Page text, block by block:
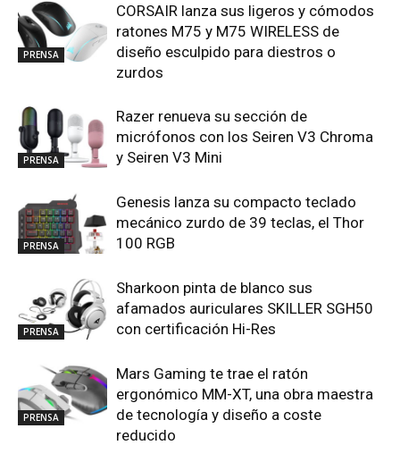
PRENSA
CORSAIR lanza sus ligeros y cómodos
ratones M75 y M75 WIRELESS de
diseño esculpido para diestros o
zurdos
PRENSA
Razer renueva su sección de
micrófonos con los Seiren V3 Chroma
y Seiren V3 Mini
PRENSA
Genesis lanza su compacto teclado
mecánico zurdo de 39 teclas, el Thor
100 RGB
PRENSA
Sharkoon pinta de blanco sus
afamados auriculares SKILLER SGH50
con certificación Hi-Res
PRENSA
Mars Gaming te trae el ratón
ergonómico MM-XT, una obra maestra
de tecnología y diseño a coste
reducido